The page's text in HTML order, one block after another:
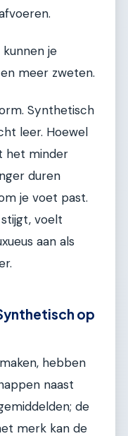
je
meer zweten.
Synthetisch
leer. Hoewel
het minder
duren
je voet past.
voelt
aan als
op
hebben
naast
de
merk kan de